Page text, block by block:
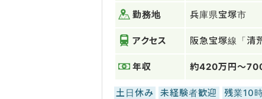
勤務地 兵庫県宝塚市
アクセス 阪急宝塚線「清
年収 約420万円～
土日休み 未経験者歓迎 残業10